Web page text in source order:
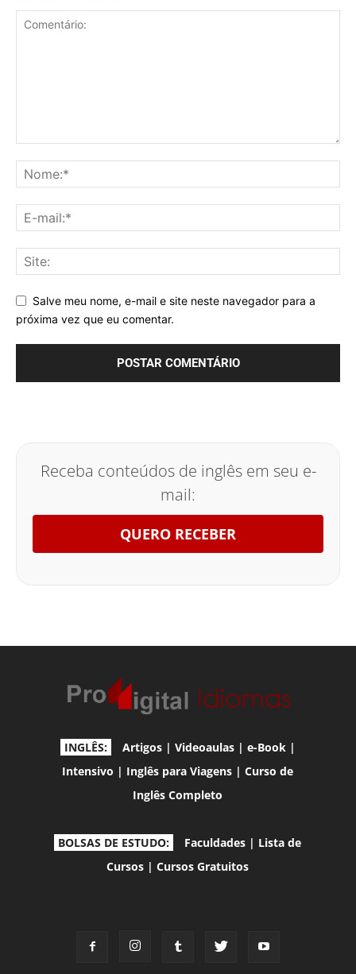
Salve meu nome, e-mail e site neste navegador para a
próxima vez que eu comentar.
Receba conteúdos de inglês em seu e-
mail:
QUERO RECEBER
INGLÊS: Artigos| Videoaulas| e-Book|
Intensivo | Inglês para Viagens |Curso de
Inglês Completo
BOLSAS DE ESTUDO: Faculdades | Lista de
Cursos |Cursos Gratuitos